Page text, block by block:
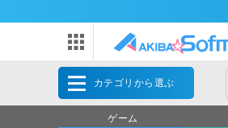
カテゴリから選ぶ
ゲーム